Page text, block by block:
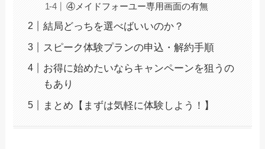
④メイドフォーユー専用画面の有無
結局どっちを選べばいいのか？
スピーク体験プランの申込・解約手順
お得に始めたいならキャンペーンを狙うの
もあり
まとめ【まずは気軽に体験しよう！】